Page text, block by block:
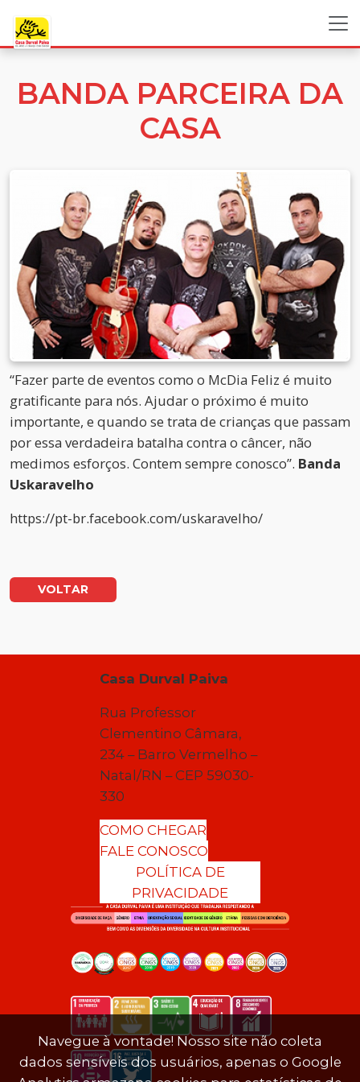
BANDA PARCEIRA DA
CASA
“Fazer parte de eventos como o McDia Feliz é muito
gratificante para nós. Ajudar o próximo é muito
importante, e quando se trata de crianças que passam
por essa verdadeira batalha contra o câncer, não
medimos esforços. Contem sempre conosco”. Banda
Uskaravelho
https://pt-br.facebook.com/uskaravelho/
VOLTAR
Casa Durval Paiva
Rua Professor
Clementino Câmara,
234 – Barro Vermelho –
Natal/RN – CEP 59030-
330
COMO CHEGAR
FALE CONOSCO
POLÍTICA DE
PRIVACIDADE
Navegue à vontade! Nosso site não coleta
dados sensíveis dos usuários, apenas o Google